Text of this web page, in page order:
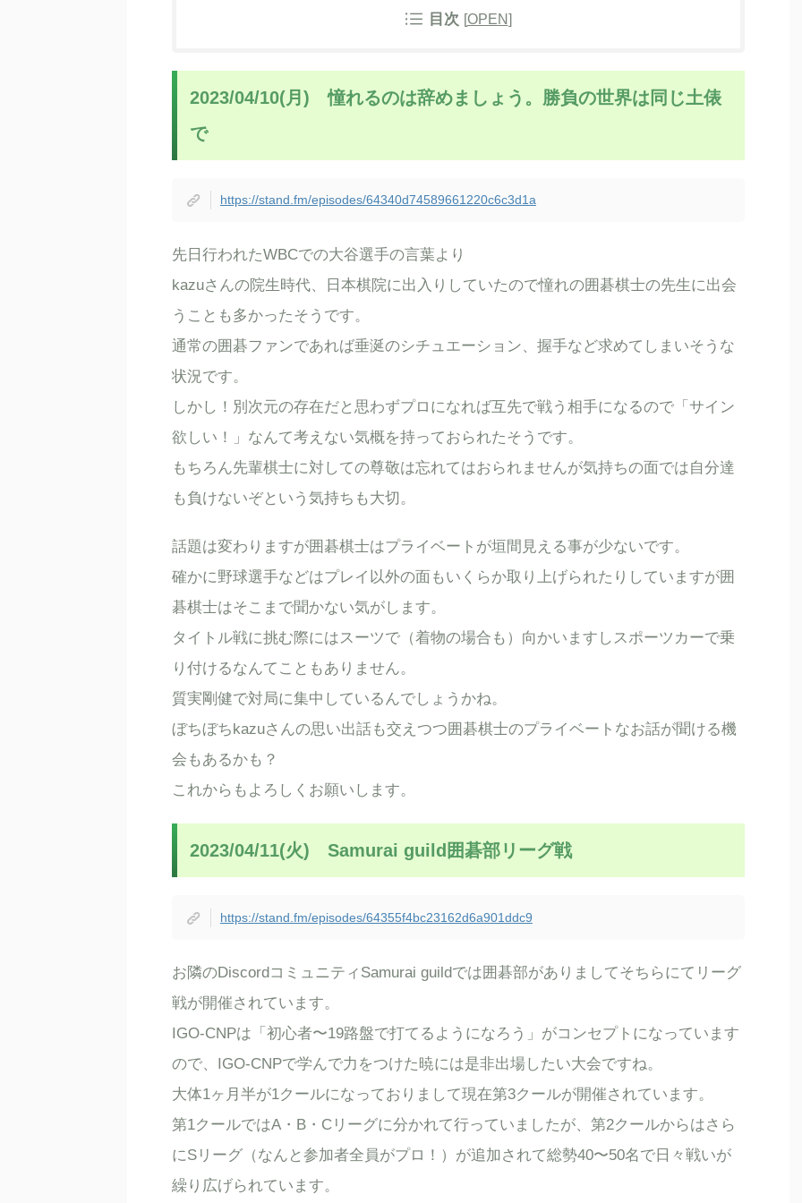
目次 [OPEN]
2023/04/10(月) 憧れるのは辞めましょう。勝負の世界は同じ土俵
で
https://stand.fm/episodes/64340d74589661220c6c3d1a
先日行われたWBCでの大谷選手の言葉より
kazuさんの院生時代、日本棋院に出入りしていたので憧れの囲碁棋士の先生に出会
うことも多かったそうです。
通常の囲碁ファンであれば垂涎のシチュエーション、握手など求めてしまいそうな
状況です。
しかし！別次元の存在だと思わずプロになれば互先で戦う相手になるので「サイン
欲しい！」なんて考えない気概を持っておられたそうです。
もちろん先輩棋士に対しての尊敬は忘れてはおられませんが気持ちの面では自分達
も負けないぞという気持ちも大切。
話題は変わりますが囲碁棋士はプライベートが垣間見える事が少ないです。
確かに野球選手などはプレイ以外の面もいくらか取り上げられたりしていますが囲
碁棋士はそこまで聞かない気がします。
タイトル戦に挑む際にはスーツで（着物の場合も）向かいますしスポーツカーで乗
り付けるなんてこともありません。
質実剛健で対局に集中しているんでしょうかね。
ぼちぼちkazuさんの思い出話も交えつつ囲碁棋士のプライベートなお話が聞ける機
会もあるかも？
これからもよろしくお願いします。
2023/04/11(火) Samurai guild囲碁部リーグ戦
https://stand.fm/episodes/64355f4bc23162d6a901ddc9
お隣のDiscordコミュニティSamurai guildでは囲碁部がありましてそちらにてリーグ
戦が開催されています。
IGO-CNPは「初心者〜19路盤で打てるようになろう」がコンセプトになっています
ので、IGO-CNPで学んで力をつけた暁には是非出場したい大会ですね。
大体1ヶ月半が1クールになっておりまして現在第3クールが開催されています。
第1クールではA・B・Cリーグに分かれて行っていましたが、第2クールからはさら
にSリーグ（なんと参加者全員がプロ！）が追加されて総勢40〜50名で日々戦いが
繰り広げられています。